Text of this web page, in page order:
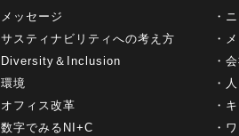
メッセージ
サスティナビリティへの考え方
Diversity＆Inclusion
環境
オフィス改革
数字でみるNI+C